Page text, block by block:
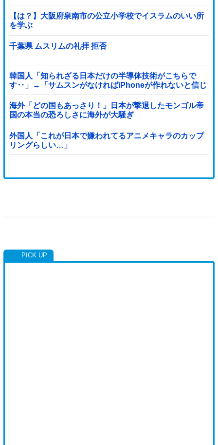
【は？】大阪府泉南市の公立小学校でイスラムのいい所
を学ぶ
千葉県 ムスリムの礼拝 拒否
韓国人「知られざる日本だけの半導体技術がこちらで
す‥」→「サムスンがなければiPhoneが作れないと信じ
ていたのに‥」
海外「どの国もあっさり！」日本が撃退したモンゴル帝
国の本当の恐ろしさに海外が大騒ぎ
外国人「これが日本で嫌われてるアニメキャラのカップ
リングらしい…」